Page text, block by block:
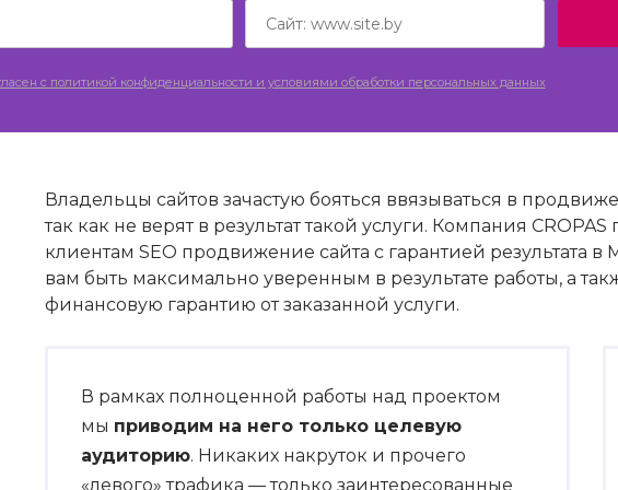
c политикой конфиденциальности и условиями обработки персональных данных
Владельцы сайтов зачастую бояться ввязываться в
так как не верят в результат такой услуги. Компания
клиентам SEO продвижение сайта с гарантией результата в
вам быть максимально уверенным в результате работы, а
финансовую гарантию от заказанной услуги.
В рамках полноценной работы над проектом
мы приводим на него только целевую
аудиторию. Никаких накруток и прочего
«левого» трафика — только заинтересованные